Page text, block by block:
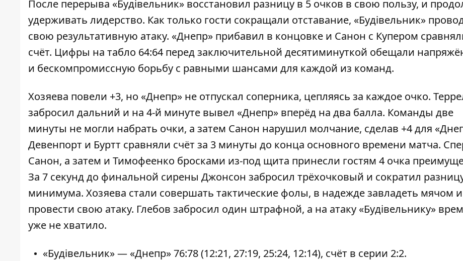
После перерыва «Будівельник» восстановил разницу в 5 очков в свою пользу, и
удерживать лидерство. Как только гости сокращали отставание, «Будівельник»
свою результативную атаку. «Днепр» прибавил в концовке и Санон с Купером
счёт. Цифры на табло 64:64 перед заключительной десятиминуткой обещали
и бескомпромиссную борьбу с равными шансами для каждой из команд.
Хозяева повели +3, но «Днепр» не отпускал соперника, цепляясь за каждое очко.
забросил дальний и на 4-й минуте вывел «Днепр» вперёд на два балла. Команды две
минуты не могли набрать очки, а затем Санон нарушил молчание, сделав +4 для
Девенпорт и Буртт сравняли счёт за 3 минуты до конца основного времени матча.
Санон, а затем и Тимофеенко бросками из-под щита принесли гостям 4 очка
За 7 секунд до финальной сирены Джонсон забросил трёхочковый и сократил
минимума. Хозяева стали совершать тактические фолы, в надежде завладеть мячом и
провести свою атаку. Глебов забросил один штрафной, а на атаку «Будівельнику»
уже не хватило.
«Будівельник» — «Днепр» 76:78 (12:21, 27:19, 25:24, 12:14), счёт в серии 2:2.